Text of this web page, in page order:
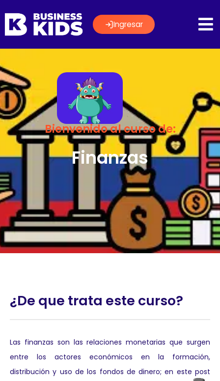
Ingresar
Bienvenido al curso de:
Finanzas
¿De que trata este curso?
Las finanzas son las relaciones monetarias que surgen
entre los actores económicos en la formación,
distribución y uso de los fondos de dinero; en este post